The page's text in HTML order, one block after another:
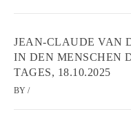
JEAN-CLAUDE VAN
IN DEN MENSCHEN
TAGES, 18.10.2025
BY /